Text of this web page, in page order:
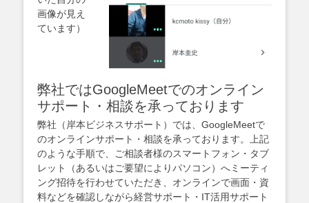
画像が見え
ています）
弊社ではGoogleMeetでのオンライン
サポート・相談を承っております
弊社（岸本ビジネスサポート）では、GoogleMeetで
のオンラインサポート・相談を承っております。上記
のような手順で、ご相談者様のスマートフォン・タブ
レット（あるいはご要望によりパソコン）へミーティ
ング招待を行わせていただき、オンラインで画面・資
料などを確認しながら経営サポート・IT活用サポート